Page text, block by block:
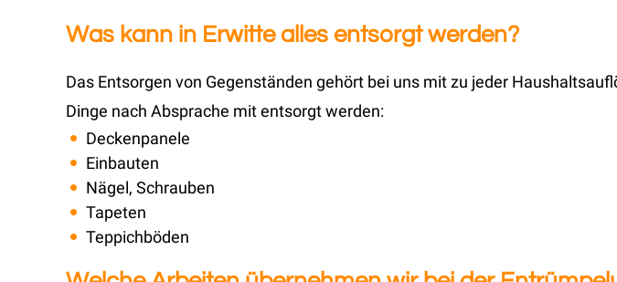
Was kann in Erwitte alles entsorgt werden?
Das Entsorgen von Gegenständen gehört bei uns mit zu jeder
Dinge nach Absprache mit entsorgt werden:
Deckenpanele
Einbauten
Nägel, Schrauben
Tapeten
Teppichböden